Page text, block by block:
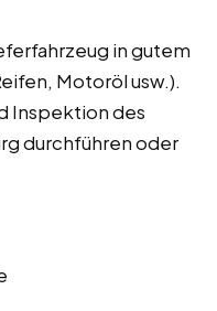
in gutem
Motoröl usw.).
Inspektion des
durchführen oder